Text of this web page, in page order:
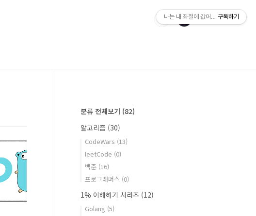
분류 전체보기 (82)
알고리즘 (30)
CodeWars (13)
leetCode (0)
백준 (16)
프로그래머스 (0)
1% 이해하기 시리즈 (12)
Golang (5)
나는 내 좌절에 값어치를 매긴다.
구독하기